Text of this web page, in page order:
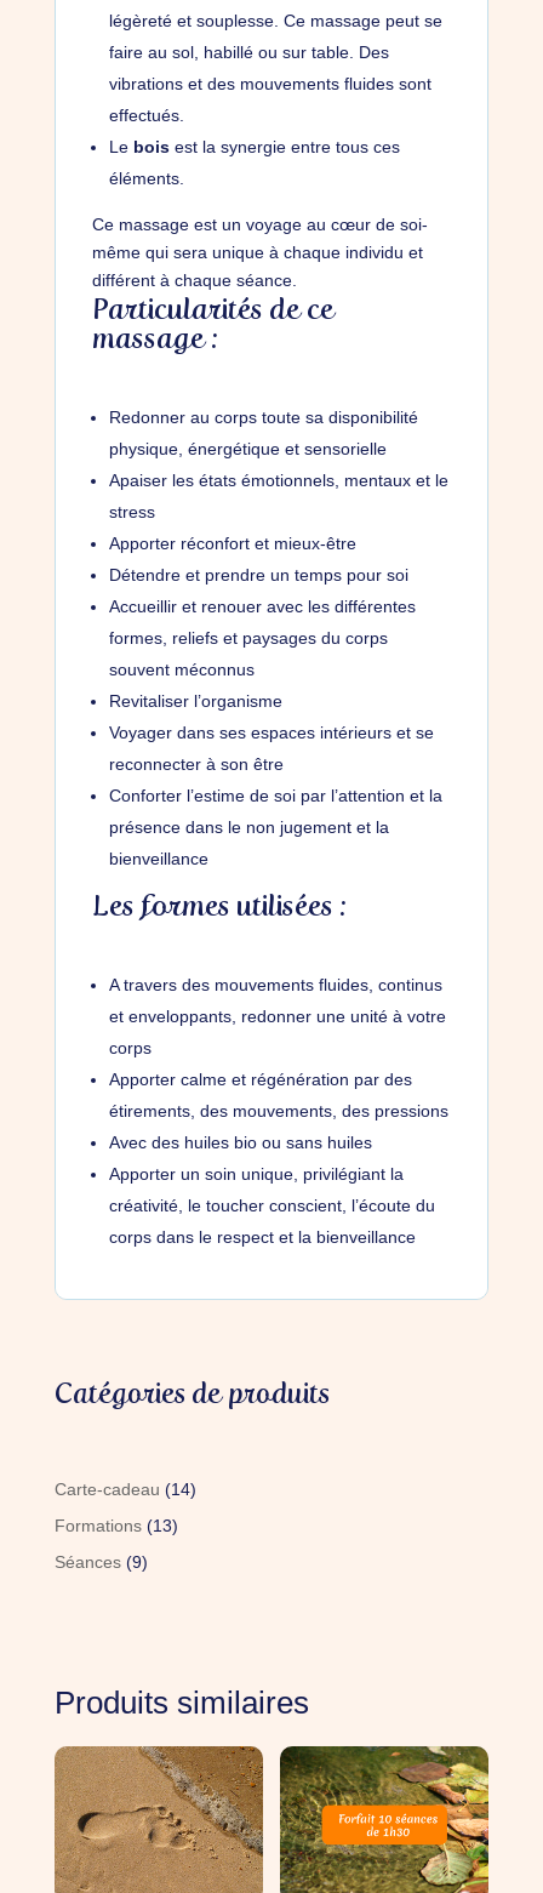
légèreté et souplesse. Ce massage peut se
faire au sol, habillé ou sur table. Des
vibrations et des mouvements fluides sont
effectués.
Le boisest la synergie entre tous ces
éléments.
Ce massage est un voyage au cœur de soi-
même qui sera unique à chaque individu et
différent à chaque séance.
Particularités de ce
massage :
Redonner au corps toute sa disponibilité
physique, énergétique et sensorielle
Apaiser les états émotionnels, mentaux et le
stress
Apporter réconfort et mieux-être
Détendre et prendre un temps pour soi
Accueillir et renouer avec les différentes
formes, reliefs et paysages du corps
souvent méconnus
Revitaliser l’organisme
Voyager dans ses espaces intérieurs et se
reconnecter à son être
Conforter l’estime de soi par l’attention et la
présence dans le non jugement et la
bienveillance
Les formes utilisées :
A travers des mouvements fluides, continus
et enveloppants, redonner une unité à votre
corps
Apporter calme et régénération par des
étirements, des mouvements, des pressions
Avec des huiles bio ou sans huiles
Apporter un soin unique, privilégiant la
créativité, le toucher conscient, l’écoute du
corps dans le respect et la bienveillance
Catégories de produits
Carte-cadeau 1414
Formations 1313
Séances 99
Produits similaires